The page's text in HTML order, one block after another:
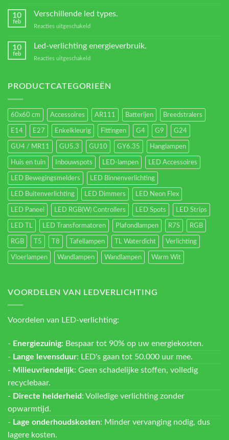
Transformators?
10
feb
Verschillende led types.
Reacties uitgeschakeld
10
feb
Led-verlichting energieverbruik.
Reacties uitgeschakeld
energieverbruik.
PRODUCTCATEGORIEËN
60x60 cm Accessoires AR111 Batterijen Breedstralers
E14 E27 Enkelkleurig Fittingen G4 G9 G24
GU4 / MR11 GU5.3 GU10 GY6.35 Hanglampen
Huis en tuin Inbouwspots LED-lampen LED Accessoires
LED Bewegingsmelders LED Binnenverlichting
LED Buitenverlichting LED Dimmers LED Neon Flex
LED Paneel LED RGB(W) Controllers LED Spots LED Strips
LED TL LED Transformatoren Plafondlampen R7S RGB
RGB T5 T8 Tafellampen TL Waterdicht Verlichting
Vloerlampen Wandlampen Wandlampen Warm Wit
VOORDELEN VAN LEDVERLICHTING
Voordelen van LED-verlichting:
- Energiezuinig: Bespaar tot 90% op uw energiekosten.
- Lange levensduur: LED's gaan tot 50.000 uur mee.
- Milieuvriendelijk: Geen schadelijke stoffen, volledig
recyclebaar.
- Directe helderheid : Volledige verlichting zonder
opwarmtijd.
- Lage onderhoudskosten: Minder vervanging nodig, dus
lagere kosten.